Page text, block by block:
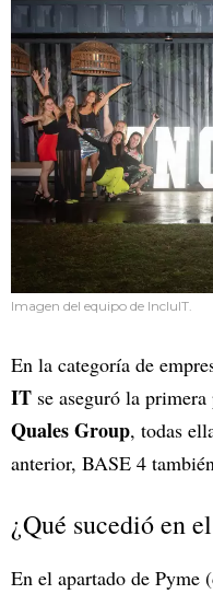
Imagen del equipo de IncluIT.
En la categoría de
IT se aseguró la
Quales Group, todas
anterior, BASE 4
¿Qué sucedió en
En el apartado de Pyme